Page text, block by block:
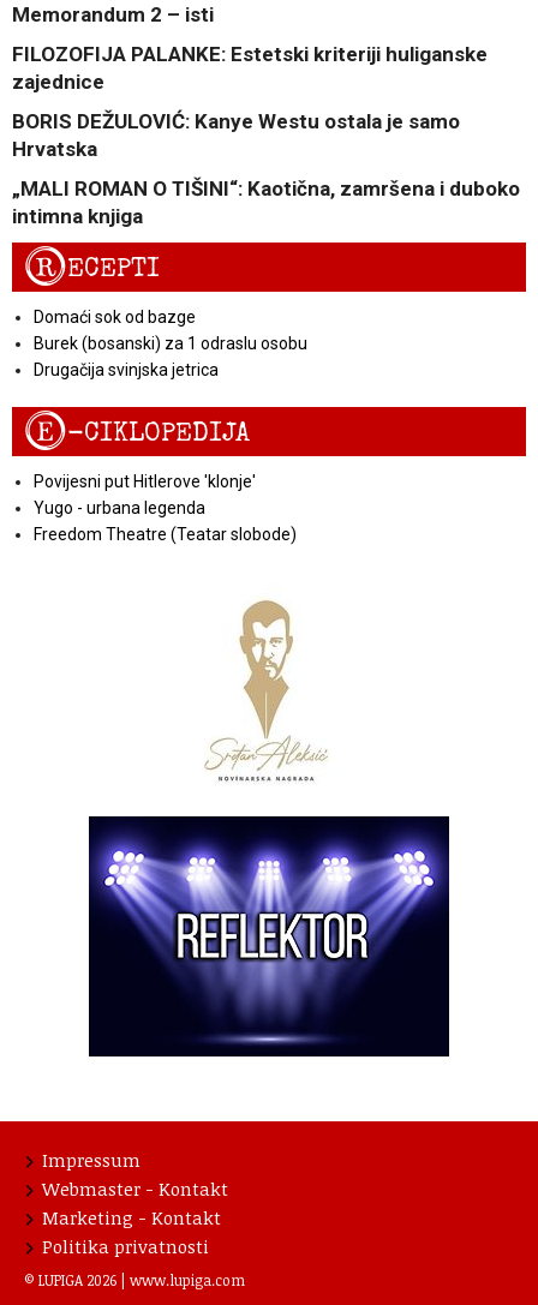
Memorandum 2 – isti
FILOZOFIJA PALANKE: Estetski kriteriji huliganske
zajednice
BORIS DEŽULOVIĆ: Kanye Westu ostala je samo
Hrvatska
„MALI ROMAN O TIŠINI“: Kaotična, zamršena i duboko
intimna knjiga
RECEPTI
Domaći sok od bazge
Burek (bosanski) za 1 odraslu osobu
Drugačija svinjska jetrica
E-CIKLOPEDIJA
Povijesni put Hitlerove 'klonje'
Yugo - urbana legenda
Freedom Theatre (Teatar slobode)
Impressum
Webmaster - Kontakt
Marketing - Kontakt
Politika privatnosti
© LUPIGA 2026 | www.lupiga.com